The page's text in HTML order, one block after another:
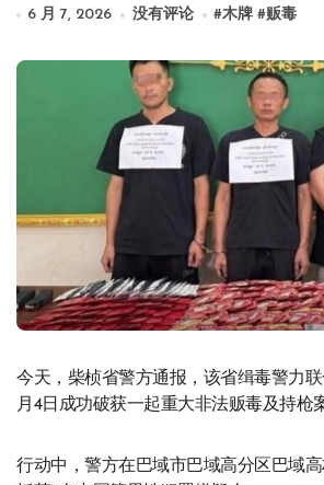
6 月 7, 2026 没有评论 #木牌 #贩毒
今天，柴桢省警方通报，该省缉毒警力联合巴域市警局，于6
月4日成功破获一起重大非法贩毒及持枪
行动中，警方在巴域市巴域高分区巴域